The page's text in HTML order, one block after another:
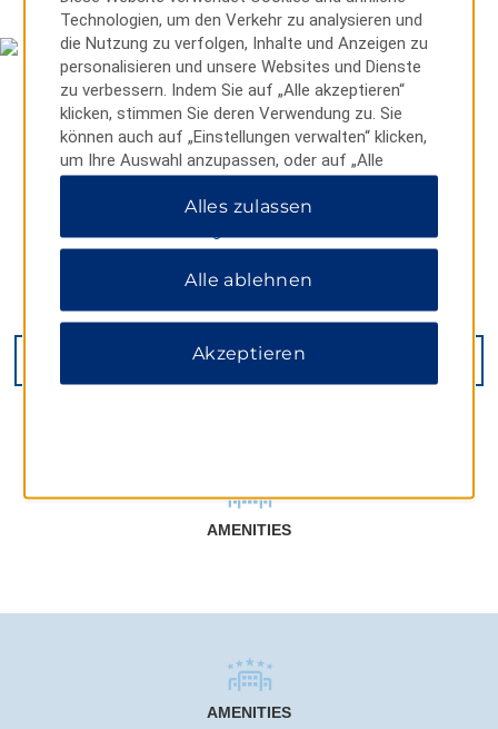
4943 Clifton Hill, Niagara Falls, ON, L2G 3N5
GET DIRECTIONS
AMENITIES
AMENITIES
Technologien, um den Verkehr zu analysieren und
die Nutzung zu verfolgen, Inhalte und Anzeigen zu
personalisieren und unsere Websites und Dienste
zu verbessern. Indem Sie auf „Alle akzeptieren“
klicken, stimmen Sie deren Verwendung zu. Sie
können auch auf „Einstellungen verwalten“ klicken,
um Ihre Auswahl anzupassen, oder auf „Alle
ablehnen“, um nur wichtige Cookies zuzulassen.
Weitere Informationen finden Sie in unserer
Alles zulassen
Alle ablehnen
Akzeptieren